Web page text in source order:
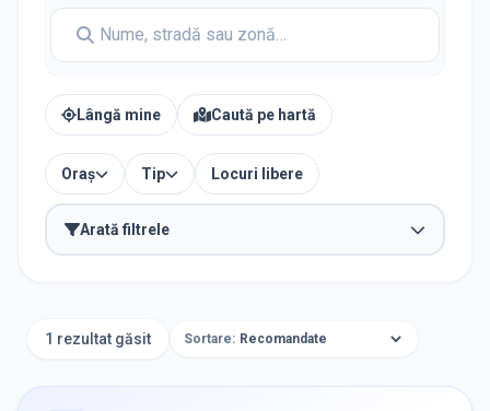
Lângă mine Caută pe hartă
Oraș Tip Locuri libere
Arată filtrele
1 rezultat găsit Sortare: